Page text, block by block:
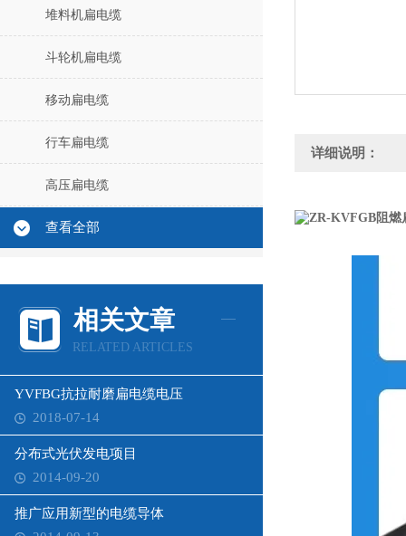
堆料机扁电缆
斗轮机扁电缆
移动扁电缆
行车扁电缆
高压扁电缆
查看全部
相关文章
RELATED ARTICLES
YVFBG抗拉耐磨扁电缆电压
2018-07-14
分布式光伏发电项目
2014-09-20
推广应用新型的电缆导体
详细说明：